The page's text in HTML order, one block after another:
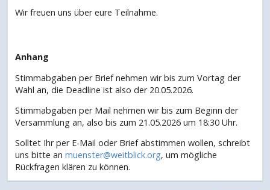
Wir freuen uns über eure Teilnahme.
Anhang
Stimmabgaben per Brief nehmen wir bis zum Vortag der
Wahl an, die Deadline ist also der 20.05.2026.
Stimmabgaben per Mail nehmen wir bis zum Beginn der
Versammlung an, also bis zum 21.05.2026 um 18:30 Uhr.
Solltet Ihr per E-Mail oder Brief abstimmen wollen, schreibt
uns bitte an muenster@weitblick.org, um mögliche
Rückfragen klären zu können.